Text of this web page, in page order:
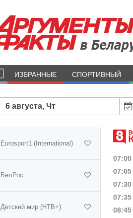
ИЗБРАННЫЕ СПОРТИВНЫЙ
6 августа, Чт
Eurosport1 (International)
БелРос
Детский мир (НТВ+)
07:00
07:05
07:30
07:35
08:45